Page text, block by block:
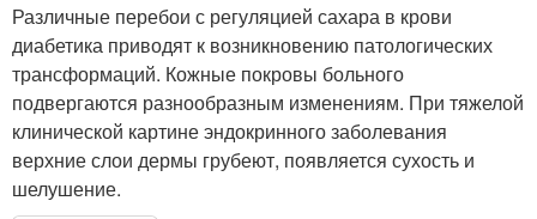
Различные перебои с регуляцией сахара в крови
диабетика приводят к возникновению патологических
трансформаций. Кожные покровы больного
подвергаются разнообразным изменениям. При тяжелой
клинической картине эндокринного заболевания
верхние слои дермы грубеют, появляется сухость и
шелушение.